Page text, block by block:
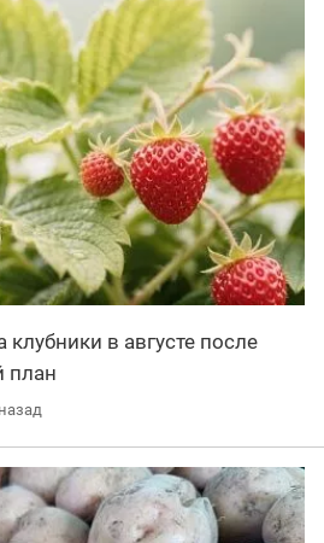
в августе после
план